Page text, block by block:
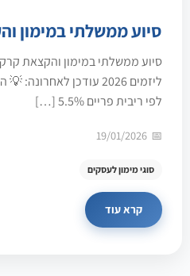
סיוע ממשלתי במימון
סיוע ממשלתי במימון והקצאת
ליזמים 2026 עודכן
לפי ריבית פריים 5.5% […]
19/01/2026
סוגי מימון לעסקים
קרא עוד